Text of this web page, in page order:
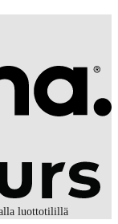
luottotilillä